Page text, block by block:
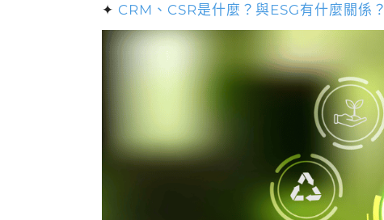
✦ CRM、CSR是什麼？與ESG有什麼關係？